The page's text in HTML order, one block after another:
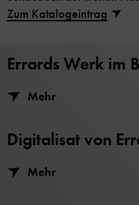
Zum Katalogeintrag
Errards Werk im
Mehr
Digitalisat von
Mehr